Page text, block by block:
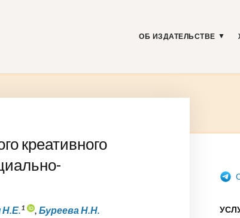
ОБ ИЗДАТЕЛЬСТВЕ
креативного
Н.Е.1 , Буреева Н.Н.